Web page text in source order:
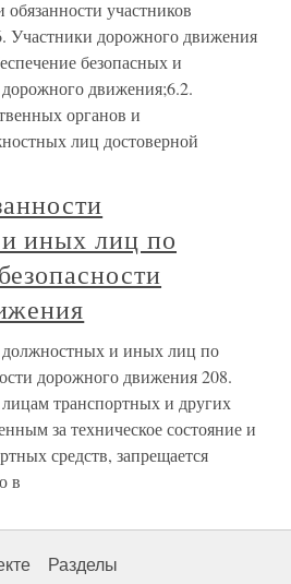
участников
Участники дорожного движения
безопасных и
движения;6.2.
органов и
лиц достоверной
иных лиц по
должностных и иных лиц по
дорожного движения 208.
транспортных и других
за техническое состояние и
средств, запрещается
в
Разделы